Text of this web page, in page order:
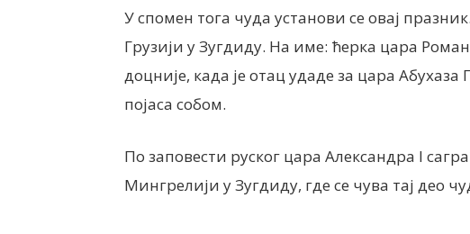
У спомен тога чуда установи се овај
Грузији у Зугдиду. На име: ћерка цара
доцније, када је отац удаде за цара Абухаза
појаса собом.
По заповести руског цара Александра I
Мингрелији у Зугдиду, где се чува тај део